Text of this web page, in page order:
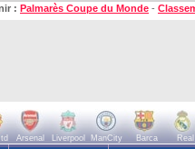
: Palmarès Coupe du Monde -
Arsenal Liverpool ManCity Barca Real